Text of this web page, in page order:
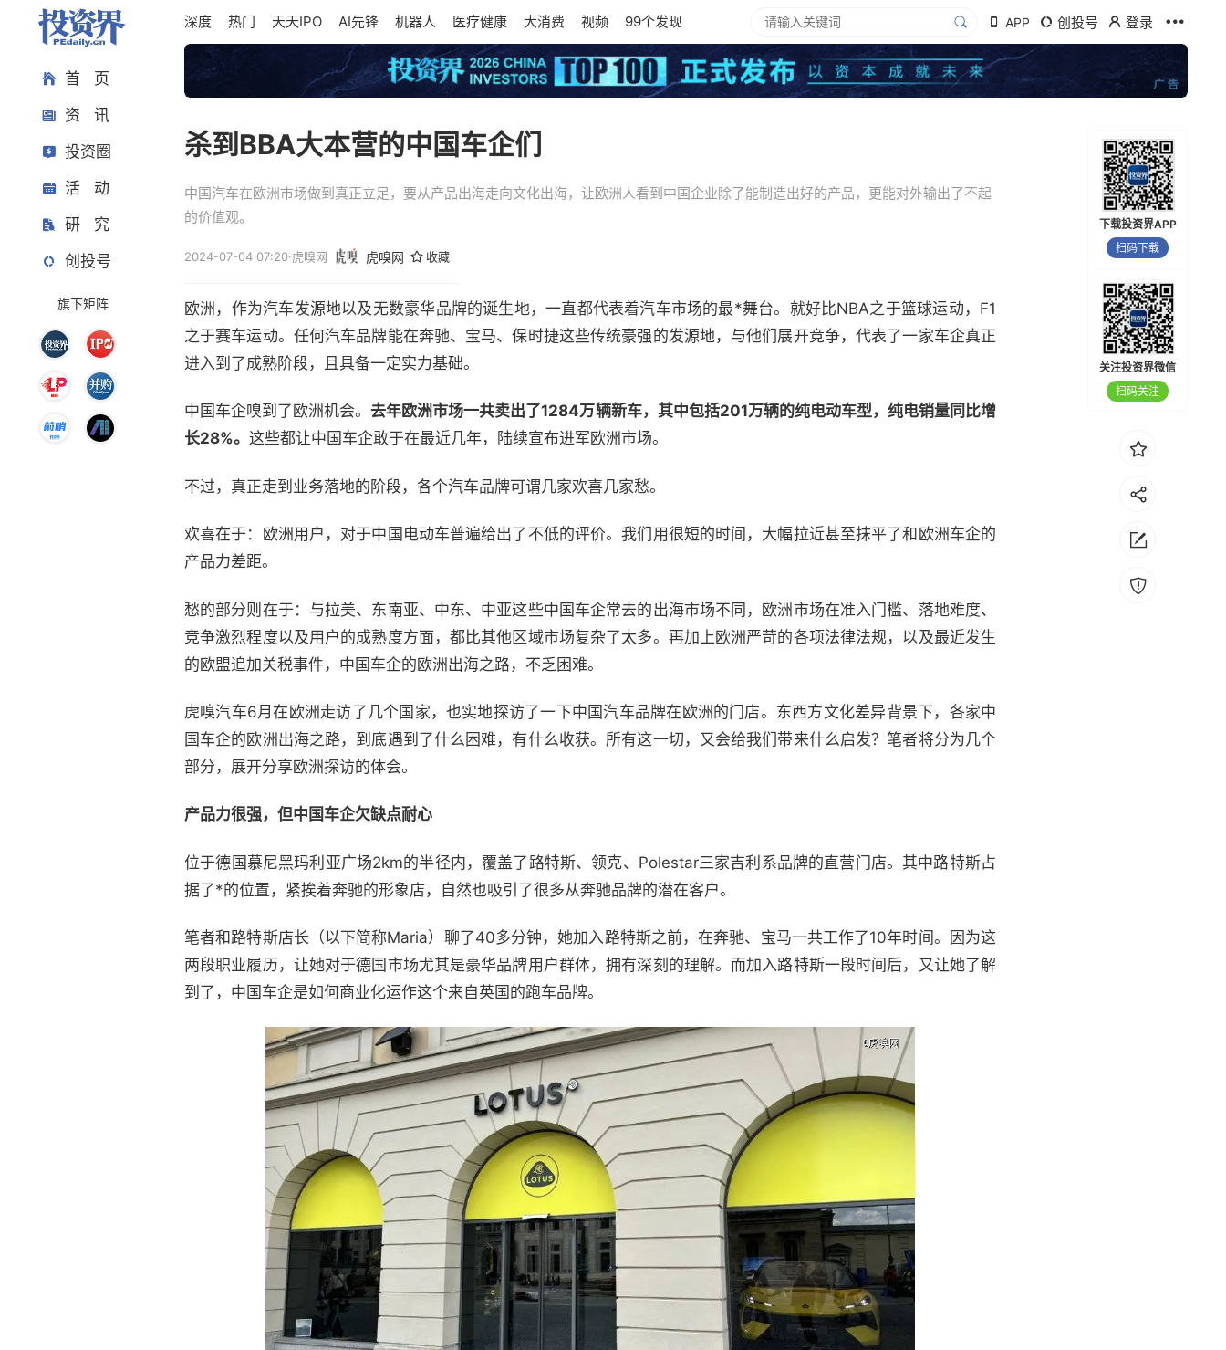
首 页
资 讯
投资圈
活 动
研 究
创投号
旗下矩阵
深度 热门 天天IPO AI先锋 机器人 医疗健康 大消费 视频 99个发现 APP 创投号 登录
杀到BBA大本营的中国车企们
中国汽车在欧洲市场做到真正立足，要从产品出海走向文化出海，让欧洲人看到中国企业除了能制造出好的产品，更能对外输出了不起
的价值观。
2024-07-04 07:20·虎嗅网 虎嗅网 收藏
欧洲，作为汽车发源地以及无数豪华品牌的诞生地，一直都代表着汽车市场的最*舞台。就好比NBA之于篮球运动，F1
之于赛车运动。任何汽车品牌能在奔驰、宝马、保时捷这些传统豪强的发源地，与他们展开竞争，代表了一家车企真正
进入到了成熟阶段，且具备一定实力基础。
中国车企嗅到了欧洲机会。 去年欧洲市场一共卖出了1284万辆新车，其中包括201万辆的纯电动车型，纯电销量同比增
长28%。 这些都让中国车企敢于在最近几年，陆续宣布进军欧洲市场。
不过，真正走到业务落地的阶段，各个汽车品牌可谓几家欢喜几家愁。
欢喜在于：欧洲用户，对于中国电动车普遍给出了不低的评价。我们用很短的时间，大幅拉近甚至抹平了和欧洲车企的
产品力差距。
愁的部分则在于：与拉美、东南亚、中东、中亚这些中国车企常去的出海市场不同，欧洲市场在准入门槛、落地难度、
竞争激烈程度以及用户的成熟度方面，都比其他区域市场复杂了太多。再加上欧洲严苛的各项法律法规，以及最近发生
的欧盟追加关税事件，中国车企的欧洲出海之路，不乏困难。
虎嗅汽车6月在欧洲走访了几个国家，也实地探访了一下中国汽车品牌在欧洲的门店。东西方文化差异背景下，各家中
国车企的欧洲出海之路，到底遇到了什么困难，有什么收获。所有这一切，又会给我们带来什么启发？笔者将分为几个
部分，展开分享欧洲探访的体会。
产品力很强，但中国车企欠缺点耐心
位于德国慕尼黑玛利亚广场2km的半径内，覆盖了路特斯、领克、Polestar三家吉利系品牌的直营门店。其中路特斯占
据了*的位置，紧挨着奔驰的形象店，自然也吸引了很多从奔驰品牌的潜在客户。
笔者和路特斯店长（以下简称Maria）聊了40多分钟，她加入路特斯之前，在奔驰、宝马一共工作了10年时间。因为这
两段职业履历，让她对于德国市场尤其是豪华品牌用户群体，拥有深刻的理解。而加入路特斯一段时间后，又让她了解
到了，中国车企是如何商业化运作这个来自英国的跑车品牌。
下载投资界APP
扫码下载
关注投资界微信
扫码关注